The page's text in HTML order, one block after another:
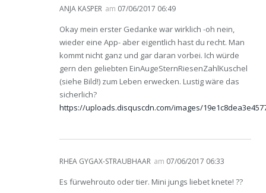
ANJA KASPER am 07/06/2017 06:49
Okay mein erster Gedanke war wirklich -oh nein,
wieder eine App- aber eigentlich hast du recht. Man
kommt nicht ganz und gar daran vorbei. Ich würde
gern den geliebten EinAugeSternRiesenZahlKuschel
(siehe Bild!) zum Leben erwecken. Lustig wäre das
sicherlich?
https://uploads.disquscdn.com/images/
RHEA GYGAX-STRAUBHAAR am 07/06/2017 06:33
Es fürwehrouto oder tier. Mini jungs liebet knete! ??